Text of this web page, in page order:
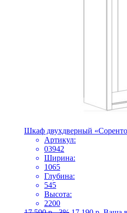
Шкаф двухдверный
Артикул:
03942
Ширина:
1065
Глубина:
545
Высота:
2200